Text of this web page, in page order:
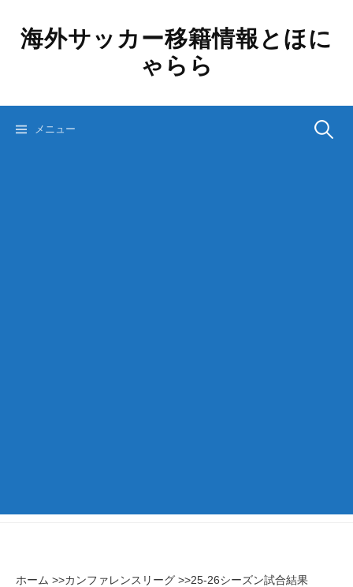
海外サッカー移籍情報とほに
ゃらら
メニュー 検
ホーム >>カンファレンスリーグ >>25-26シーズン試合結果